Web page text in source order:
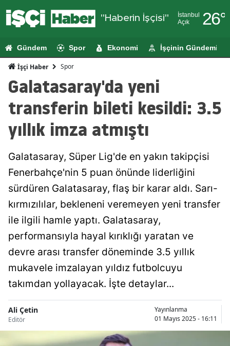
"Haberin İşçisi"
İstanbul
Açık
26°
Adıyaman
Amasya
Antalya
Artvin
Bilecik
Bolu
Gündem Spor Ekonomi İşçinin Gündemi
İşçi Haber Spor
Galatasaray'da yeni
transferin bileti kesildi: 3.5
yıllık imza atmıştı
Galatasaray, Süper Lig'de en yakın takipçisi
Fenerbahçe'nin 5 puan önünde liderliğini
sürdüren Galatasaray, flaş bir karar aldı. Sarı-
kırmızılılar, bekleneni veremeyen yeni transfer
ile ilgili hamle yaptı. Galatasaray,
performansıyla hayal kırıklığı yaratan ve
devre arası transfer döneminde 3.5 yıllık
mukavele imzalayan yıldız futbolcuyu
takımdan yollayacak. İşte detaylar...
Ali Çetin
Editör
Yayınlanma
01 Mayıs 2025 - 16:11